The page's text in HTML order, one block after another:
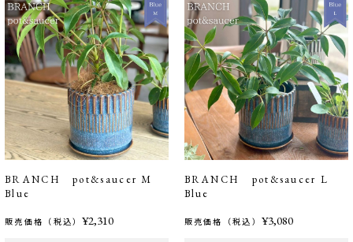
BRANCH pot&saucer M
Blue
販売価格（税込）¥2,310
BRANCH pot&saucer L
Blue
販売価格（税込） ¥3,080